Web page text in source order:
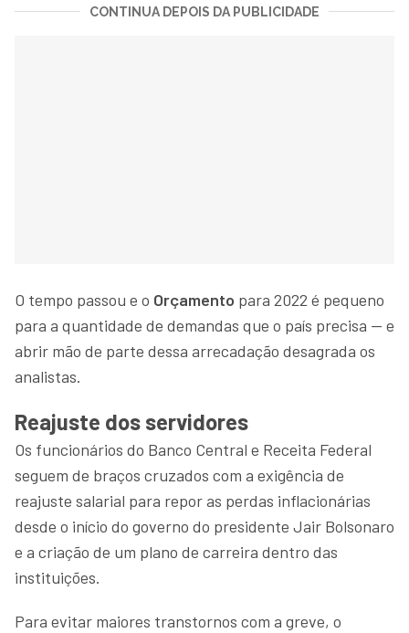
CONTINUA DEPOIS DA PUBLICIDADE
O tempo passou e o Orçamento para 2022 é pequeno
para a quantidade de demandas que o país precisa — e
abrir mão de parte dessa arrecadação desagrada os
analistas.
Reajuste dos servidores
Os funcionários do Banco Central e Receita Federal
seguem de braços cruzados com a exigência de
reajuste salarial para repor as perdas inflacionárias
desde o início do governo do presidente Jair Bolsonaro
e a criação de um plano de carreira dentro das
instituições.
Para evitar maiores transtornos com a greve, o